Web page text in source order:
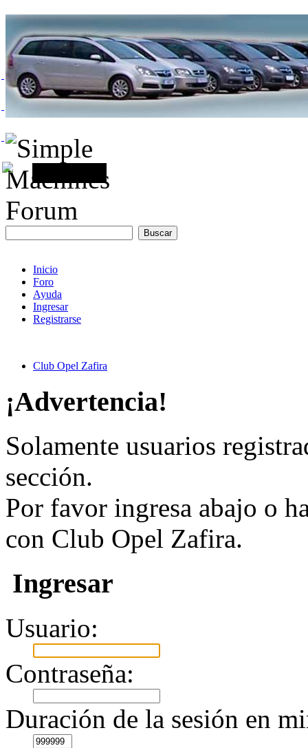
Inicio
Foro
Ayuda
Ingresar
Registrarse
Club Opel Zafira
¡Advertencia!
Solamente usuarios
sección.
Por favor ingresa abajo o
con Club Opel Zafira.
Ingresar
Usuario:
Contraseña:
Duración de la sesión en